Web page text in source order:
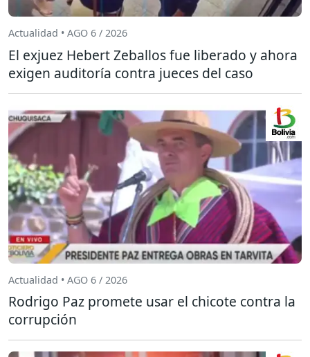
Actualidad • AGO 6 / 2026
El exjuez Hebert Zeballos fue liberado y ahora
exigen auditoría contra jueces del caso
Actualidad • AGO 6 / 2026
Rodrigo Paz promete usar el chicote contra la
corrupción